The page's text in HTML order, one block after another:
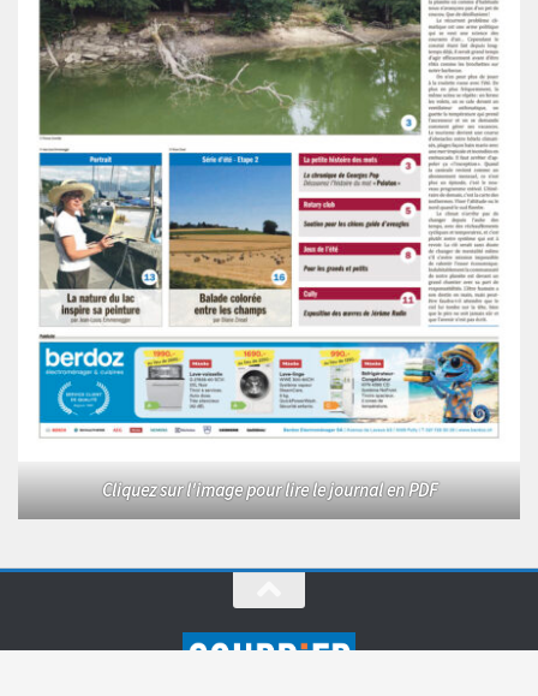
Cliquez sur l'image pour lire le journal en PDF